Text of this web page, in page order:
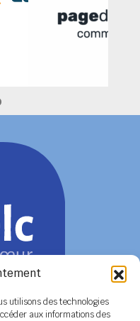
utilisons des technologies
aux informations des